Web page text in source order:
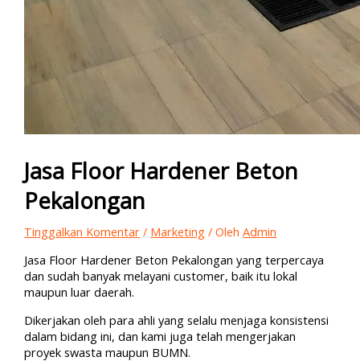
Jasa Floor Hardener Beton
Pekalongan
Tinggalkan Komentar / Marketing / OlehAdmin
Jasa Floor Hardener Beton Pekalongan yang terpercaya
dan sudah banyak melayani customer, baik itu lokal
maupun luar daerah.
Dikerjakan oleh para ahli yang selalu menjaga konsistensi
dalam bidang ini, dan kami juga telah mengerjakan
proyek swasta maupun BUMN.